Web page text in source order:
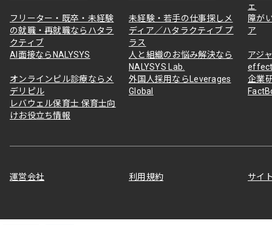
ェ
フリーター・既卒・未経験
の就職・再就職ならハタラ
クティブ
未経験・若手の仕事探しメ
ディア／ハタラクティブ プ
ラス
障が
ア
AI面接ならNALYSYS
人と組織のお悩み解決なら
NALYSYS Lab.
アジ
オンラインピル診療ならメ
デリピル
外国人採用ならLeverages
Global
企業
レバウェル保育士 保育士向
けお役立ち情報
運営会社 利用規約 サイ